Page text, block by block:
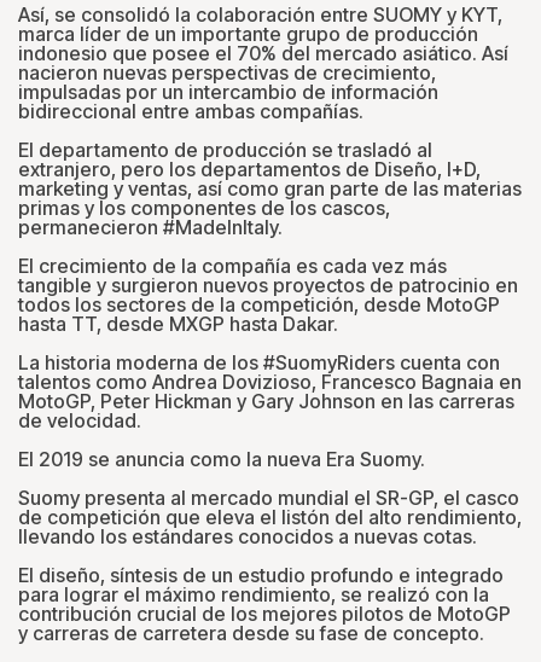
Así, se consolidó la colaboración entre SUOMY y KYT,
marca líder de un importante grupo de producción
indonesio que posee el 70% del mercado asiático. Así
nacieron nuevas perspectivas de crecimiento,
impulsadas por un intercambio de información
bidireccional entre ambas compañías.
El departamento de producción se trasladó al
extranjero, pero los departamentos de Diseño, I+D,
marketing y ventas, así como gran parte de las materias
primas y los componentes de los cascos,
permanecieron #MadeInItaly.
El crecimiento de la compañía es cada vez más
tangible y surgieron nuevos proyectos de patrocinio en
todos los sectores de la competición, desde MotoGP
hasta TT, desde MXGP hasta Dakar.
La historia moderna de los #SuomyRiders cuenta con
talentos como Andrea Dovizioso, Francesco Bagnaia en
MotoGP, Peter Hickman y Gary Johnson en las carreras
de velocidad.
El 2019 se anuncia como la nueva Era Suomy.
Suomy presenta al mercado mundial el SR-GP, el casco
de competición que eleva el listón del alto rendimiento,
llevando los estándares conocidos a nuevas cotas.
El diseño, síntesis de un estudio profundo e integrado
para lograr el máximo rendimiento, se realizó con la
contribución crucial de los mejores pilotos de MotoGP
y carreras de carretera desde su fase de concepto.